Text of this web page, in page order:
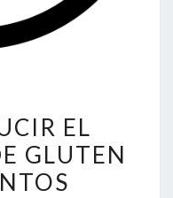
EL
GLUTEN